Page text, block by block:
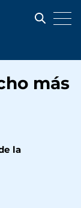
más
la